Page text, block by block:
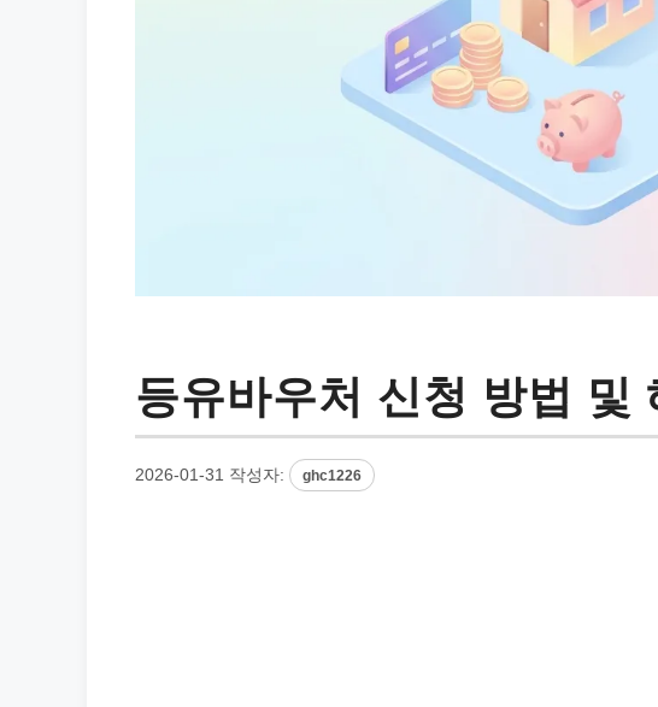
등유바우처 신청 방법 및
2026-01-31 작성자: ghc1226